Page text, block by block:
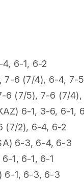
4, 6-1, 6-2
7-6 (7/4), 6-4, 7-5
6 (7/5), 7-6 (7/4),
6-1, 3-6, 6-1,
(7/2), 6-4, 6-2
6-3, 6-4, 6-3
1, 6-1, 6-1
6-1, 6-3, 6-3